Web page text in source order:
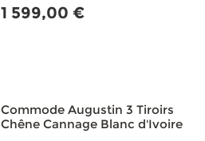
1 599,00 €
Commode Augustin 3 Tiroirs
Chêne Cannage Blanc d'Ivoire